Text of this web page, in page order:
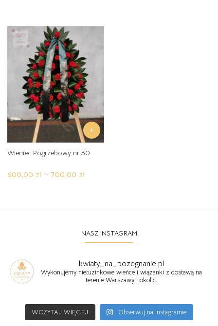
+
Wieniec Pogrzebowy nr 30
600,00 zł – 700,00 złZakres
na
stronie
produktu
NASZ INSTAGRAM
kwiaty_na_pozegnanie.pl
Wykonujemy nietuzinkowe wieńce i wiązanki z dostawą na
terenie Warszawy i okolic.
WCZYTAJ WIĘCEJ Obserwuj na Instagramie